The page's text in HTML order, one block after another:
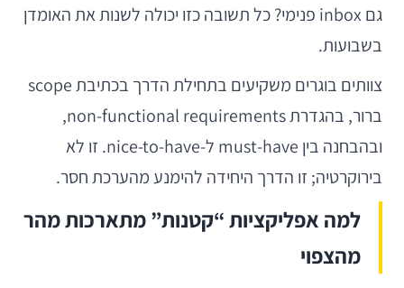
גם inbox פנימי? כל תשובה כזו יכולה לשנות את האומדן
בשבועות.
צוותים בוגרים משקיעים בתחילת הדרך בכתיבת scope
ברור, בהגדרת non-functional requirements,
ובהבחנה בין must-have ל-nice-to-have. זו לא
בירוקרטיה; זו הדרך היחידה להימנע מהערכת חסר.
למה אפליקציות “קטנות” מתארכות מהר
מהצפוי